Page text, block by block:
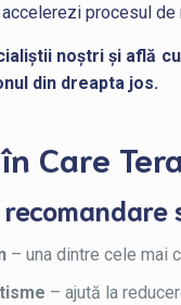
procesul de
noștri și află
din dreapta jos.
Care
– una dintre cele mai
– ajută la